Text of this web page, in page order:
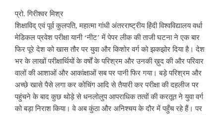
प्रो. गिरीश्वर मिश्र
शिक्षाविद् एवं पूर्व कुलपति, महात्मा गांधी अंतरराष्ट्रीय हिंदी विश्वविद्यालय वर्धा
मेडिकल प्रवेश परीक्षा यानी ‘नीट’ में पेपर लीक की ताजी घटना ने एक बार
फिर पूरे देश को खास तौर पर युवा और किशोर वर्ग को झकझोर दिया है। देश
भर के लाखों परीक्षार्थियों के वर्षों के परिश्रम और उनकी ख़ुद की और परिवार
वालों की आशाओं और आकांक्षाओं सब पर पानी फिर गया। बड़े परिश्रम और
अच्छे खासे पैसे लगा कर कोचिंग आदि से तैयारी कर परीक्षा की दहलीज पर
पहुंचने के बाद कुछ थोड़े से धनलोलुप आपराधिक तत्वों की करतूत ने युवा वर्ग
को बड़ा निराश किया। वे अब कुंठा और अनिश्चय के दौर में पहुँच रहे हैं। पर